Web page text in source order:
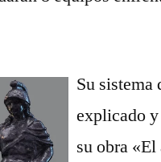
Su sistema
explicado
su obra